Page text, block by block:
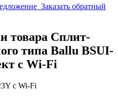
Заказать обратный
товара Сплит-
типа Ballu BSUI-
с Wi-Fi
с Wi-Fi